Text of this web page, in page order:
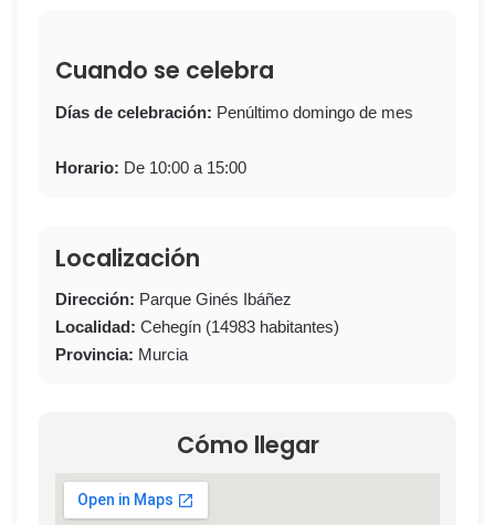
Cuando se celebra
Días de celebración: Penúltimo domingo de mes
Horario: De 10:00 a 15:00
Localización
Dirección: Parque Ginés Ibáñez
Localidad: Cehegín (14983 habitantes)
Provincia: Murcia
Cómo llegar